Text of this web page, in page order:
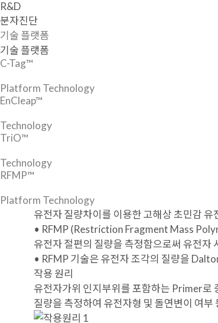
R&D
분자진단
기술 플랫폼
기술 플랫폼
C-Tag™
Platform Technology
EnCleap™
Technology
TriO™
Technology
RFMP™
Platform Technology
유전자 질량차이를 이용한 고해상 초민감 유
• RFMP (Restriction Fragment Mass
유전자 절편의 질량을 측정함으로써 유전자
• RFMP 기술은 유전자 조각의 질량을
작용 원리
유전자가위 인지부위를 포함하는 Primer로
질량을 측정하여 유전자형 및 돌연변이 여부